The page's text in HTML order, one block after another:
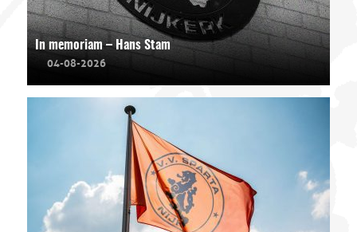
In memoriam – Hans Stam
04-08-2026